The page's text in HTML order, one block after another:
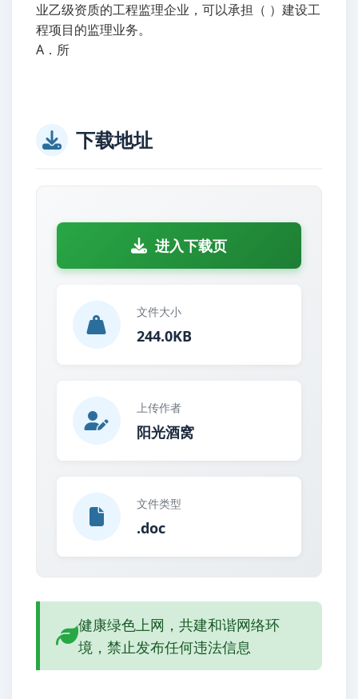
业乙级资质的工程监理企业，可以承担（ ）建设工
程项目的监理业务。
A．所
下载地址
进入下载页
文件大小
244.0KB
上传作者
阳光酒窝
文件类型
.doc
健康绿色上网，共建和谐网络环
境，禁止发布任何违法信息